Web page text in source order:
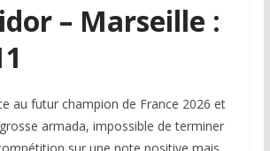
– Marseille :
au futur champion de France 2026 et
armada, impossible de terminer